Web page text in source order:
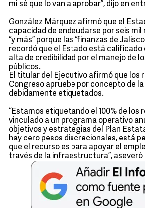
mí sé que lo van a aprobar”, dijo en
González Márquez afirmó que el
capacidad de endeudarse por seis mil
“y más” porque las “finanzas de
recordó que el Estado está calificado
alta de credibilidad por el manejo de
públicos.
El titular del Ejecutivo afirmó que los
Congreso apruebe por concepto de la
debidamente etiquetados.
“Estamos etiquetando el 100% de los
vinculado a un programa operativo
objetivos y estrategias del Plan
hay cero pesos discrecionales, está
que el recurso es para apoyar el
través de la infraestructura”, aseveró